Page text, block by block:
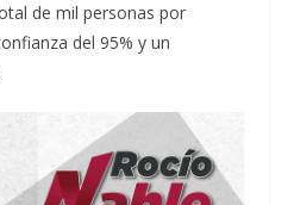
de mil personas por
del 95% y un